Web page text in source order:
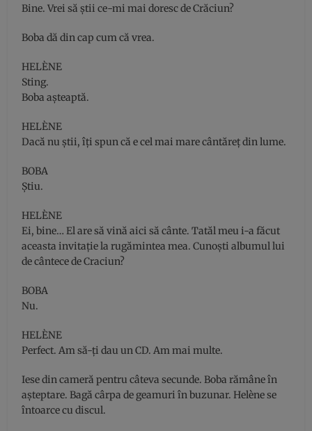
Bine. Vrei să ştii ce-mi mai doresc de Crăciun?
Boba dă din cap cum că vrea.
HELÈNE
Sting.
Boba aşteaptă.
HELÈNE
Dacă nu ştii, îţi spun că e cel mai mare cântăreţ din lume.
BOBA
Ştiu.
HELÈNE
Ei, bine… El are să vină aici să cânte. Tatăl meu i-a făcut
aceasta invitaţie la rugămintea mea. Cunoşti albumul lui
de cântece de Craciun?
BOBA
Nu.
HELÈNE
Perfect. Am să-ţi dau un CD. Am mai multe.
Iese din cameră pentru câteva secunde. Boba rămâne în
aşteptare. Bagă cârpa de geamuri în buzunar. Helène se
întoarce cu discul.